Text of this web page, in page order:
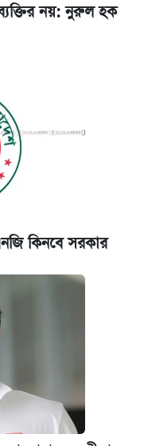
নয়: নুরুল হক
কিনবে সরকার